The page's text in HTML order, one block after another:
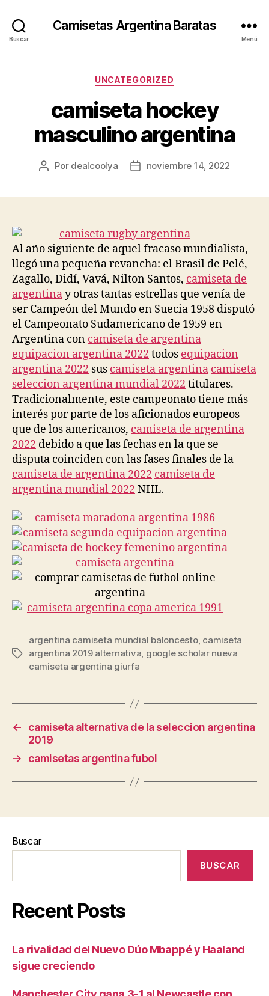
Buscar
Camisetas Argentina Baratas
Menú
Categorías
UNCATEGORIZED
camiseta hockey
masculino argentina
Autor
Por dealcoolya
Fechanoviembre 14, 2022
Al año siguiente de aquel fracaso mundialista,
llegó una pequeña revancha: el Brasil de Pelé,
Zagallo, Didí, Vavá, Nilton Santos, camiseta de
argentinay otras tantas estrellas que venía de
ser Campeón del Mundo en Suecia 1958 disputó
el Campeonato Sudamericano de 1959 en
Argentina con camiseta de argentina
equipacion argentina 2022 todos equipacion
argentina 2022 sus camiseta argentina camiseta
seleccion argentina mundial 2022 titulares.
Tradicionalmente, este campeonato tiene más
interés por parte de los aficionados europeos
que de los americanos, camiseta de argentina
2022 debido a que las fechas en la que se
disputa coinciden con las fases finales de la
camiseta de argentina 2022 camiseta de
argentina mundial 2022 NHL.
Etiquetas
argentina camiseta mundial baloncesto, camiseta
argentina 2019 alternativa, google scholar nueva
camiseta argentina giurfa
←
camiseta alternativa de la seleccion argentina
2019
→
camisetas argentina fubol
Buscar
BUSCAR
Recent Posts
La rivalidad del Nuevo Dúo Mbappé y Haaland
sigue creciendo